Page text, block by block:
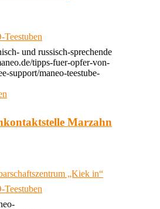
und russisch-sprechende
tipps-fuer-opfer-von-
support/maneo-teestube-
Marzahn
„Kiek in“